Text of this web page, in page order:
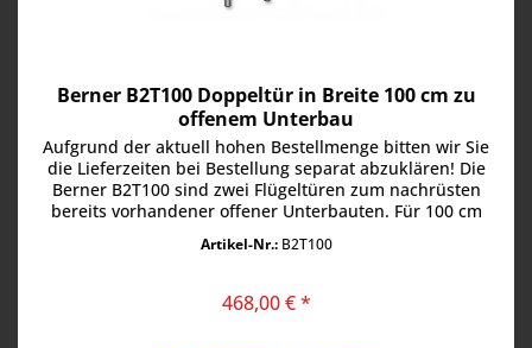
Berner B2T100 Doppeltür in Breite 100 cm zu
offenem Unterbau
Aufgrund der aktuell hohen Bestellmenge bitten wir Sie
die Lieferzeiten bei Bestellung separat abzuklären! Die
Berner B2T100 sind zwei Flügeltüren zum nachrüsten
bereits vorhandener offener Unterbauten. Für 100 cm
Artikel-Nr.:B2T100
468,00 € *